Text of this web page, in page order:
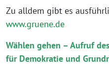
Zu alldem gibt es
www.gruene.de
Wählen gehen – Aufruf
für Demokratie und